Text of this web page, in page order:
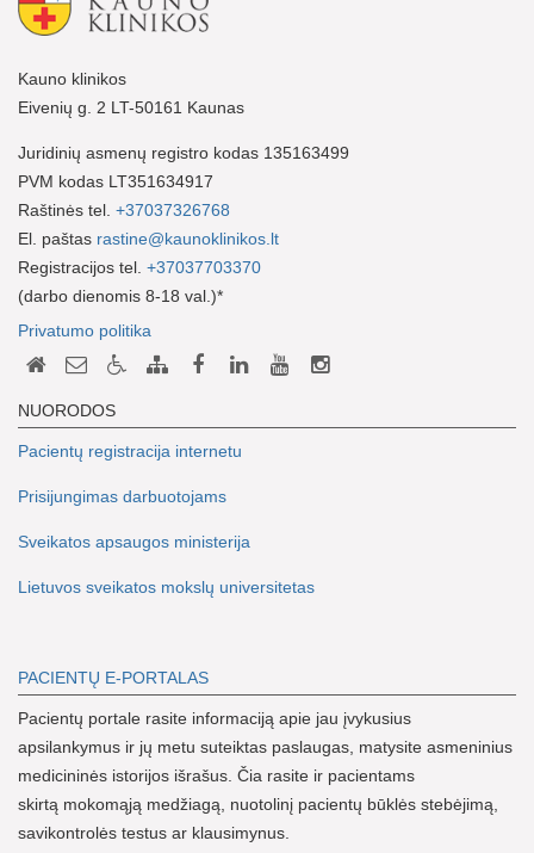
Kauno klinikos
Eivenių g. 2 LT-50161 Kaunas
Juridinių asmenų registro kodas 135163499
PVM kodas LT351634917
Raštinės tel. +37037326768
El. paštas rastine@kaunoklinikos.lt
Registracijos tel. +37037703370
(darbo dienomis 8-18 val.)*
Privatumo politika
NUORODOS
Pacientų registracija internetu
Prisijungimas darbuotojams
Sveikatos apsaugos ministerija
Lietuvos sveikatos mokslų universitetas
PACIENTŲ E-PORTALAS
Pacientų portale rasite informaciją apie jau įvykusius
apsilankymus ir jų metu suteiktas paslaugas, matysite asmeninius
medicininės istorijos išrašus. Čia rasite ir pacientams
skirtą mokomąją medžiagą, nuotolinį pacientų būklės stebėjimą,
savikontrolės testus ar klausimynus.